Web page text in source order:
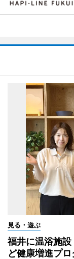
見る・遊ぶ
福井に温浴施
ど健康増進プロ